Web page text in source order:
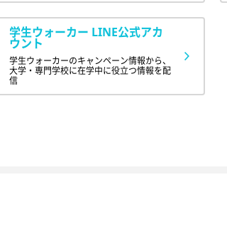
学生ウォーカー LINE公式アカ
ウント
学生ウォーカーのキャンペーン情報から、
大学・専門学校に在学中に役立つ情報を配
信